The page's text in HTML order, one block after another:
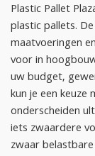
Plastic Pallet
plastic pallets.
maatvoeringen
voor in
uw budget,
kun je een keuze
onderscheiden
iets zwaardere
zwaar